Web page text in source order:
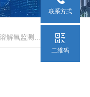
测仪控制器
联系方式
二维码